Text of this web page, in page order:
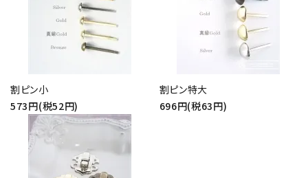
割ピン小
573円(税52円)
割ピン特大
696円(税63円)